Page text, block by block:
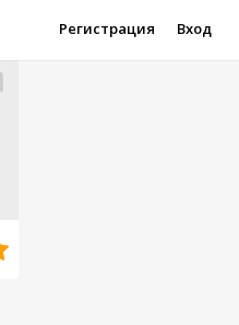
Регистрация Вход